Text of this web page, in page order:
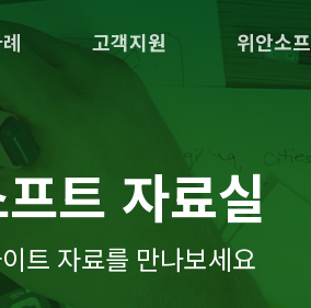
고객지원 위안소
트 자료실
트 자료를 만나보세요